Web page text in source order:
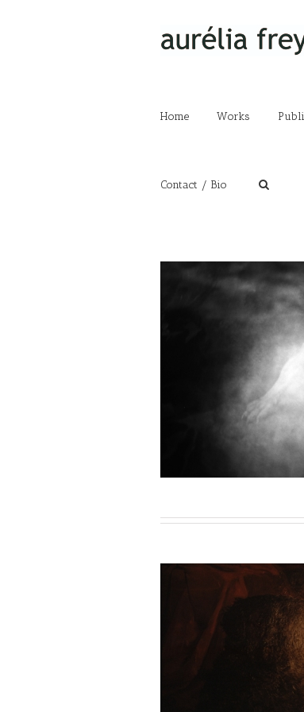
Home Works
Contact / Bio